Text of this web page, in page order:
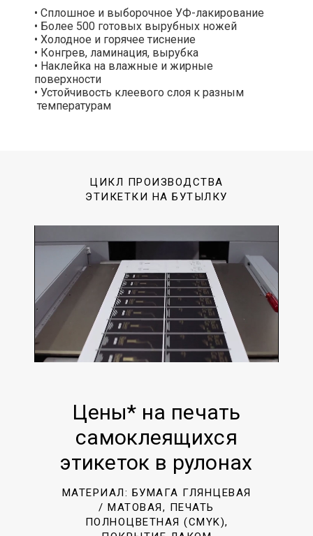
• Сплошное и выборочное УФ-лакирование
• Более 500 готовых вырубных ножей
• Холодное и горячее тиснение
• Конгрев, ламинация, вырубка
• Наклейка на влажные и жирные
поверхности
• Устойчивость клеевого слоя к разным
температурам
ЦИКЛ ПРОИЗВОДСТВА
ЭТИКЕТКИ НА БУТЫЛКУ
Цены* на печать
самоклеящихся
этикеток в рулонах
МАТЕРИАЛ: БУМАГА ГЛЯНЦЕВАЯ
/ МАТОВАЯ, ПЕЧАТЬ
ПОЛНОЦВЕТНАЯ (CMYK),